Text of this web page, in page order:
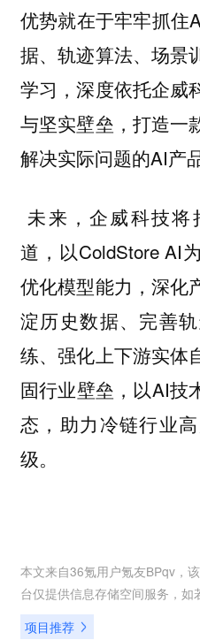
优势就在于牢牢抓
据、轨迹算法、场景
学习，深度依托企威
与坚实壁垒，打造一
解决实际问题的AI产品
未来，企威科技
道，以ColdStore AI
优化模型能力，深化
淀历史数据、完善
练、强化上下游实体
固行业壁垒，以AI技
态，助力冷链行业
级。
本文来自36氪用户氪友BPqv ，
台仅提供信息存储空间服务，如
项目推荐